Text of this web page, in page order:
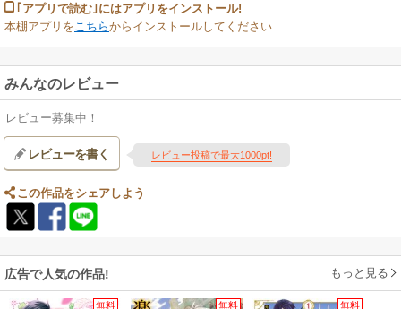
｢アプリで読む｣にはアプリをインストール!
本棚アプリを こちらからインストールしてください
みんなのレビュー
レビュー募集中！
レビューを書く レビュー投稿で最大1000pt!
この作品をシェアしよう
広告で人気の作品! もっと見る
無料 無料 無料